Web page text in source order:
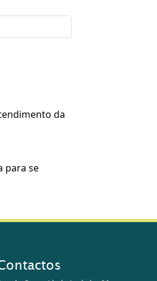
da
para se